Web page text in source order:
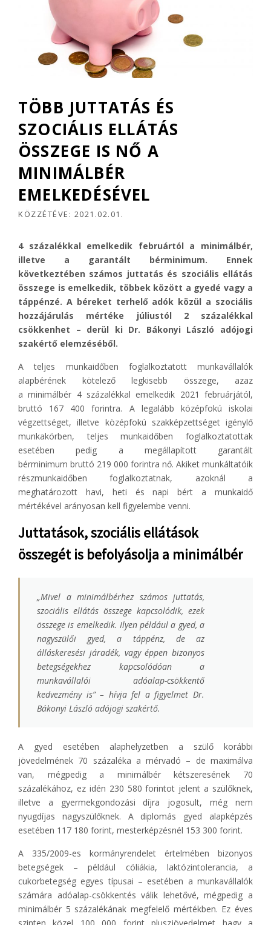
TÖBB JUTTATÁS ÉS
SZOCIÁLIS ELLÁTÁS
ÖSSZEGE IS NŐ A
MINIMÁLBÉR
EMELKEDÉSÉVEL
KÖZZÉTÉVE: 2021.02.01.
4 százalékkal emelkedik februártól a minimálbér,
illetve a garantált bérminimum. Ennek
következtében számos juttatás és szociális ellátás
összege is emelkedik, többek között a gyedé vagy a
táppénzé. A béreket terhelő adók közül a szociális
hozzájárulás mértéke júliustól 2 százalékkal
csökkenhet – derül ki Dr. Bákonyi László adójogi
szakértő elemzéséből.
A teljes munkaidőben foglalkoztatott munkavállalók
alapbérének kötelező legkisebb összege, azaz
a minimálbér 4 százalékkal emelkedik 2021 februárjától,
bruttó 167 400 forintra. A legalább középfokú iskolai
végzettséget, illetve középfokú szakképzettséget igénylő
munkakörben, teljes munkaidőben foglalkoztatottak
esetében pedig a megállapított garantált
bérminimum bruttó 219 000 forintra nő. Akiket munkáltatóik
részmunkaidőben foglalkoztatnak, azoknál a
meghatározott havi, heti és napi bért a munkaidő
mértékével arányosan kell figyelembe venni.
Juttatások, szociális ellátások
összegét is befolyásolja a minimálbér
„Mivel a minimálbérhez számos juttatás,
szociális ellátás összege kapcsolódik, ezek
összege is emelkedik. Ilyen például a gyed, a
nagyszülői gyed, a táppénz, de az
álláskeresési járadék, vagy éppen bizonyos
betegségekhez kapcsolódóan a
munkavállalói adóalap-csökkentő
kedvezmény is” – hívja fel a figyelmet Dr.
Bákonyi László adójogi szakértő.
A gyed esetében alaphelyzetben a szülő korábbi
jövedelmének 70 százaléka a mérvadó – de maximálva
van, mégpedig a minimálbér kétszeresének 70
százalékához, ez idén 230 580 forintot jelent a szülőknek,
illetve a gyermekgondozási díjra jogosult, még nem
nyugdíjas nagyszülőknek. A diplomás gyed alapképzés
esetében 117 180 forint, mesterképzésnél 153 300 forint.
A 335/2009-es kormányrendelet értelmében bizonyos
betegségek – például cöliákia, laktózintolerancia, a
cukorbetegség egyes típusai – esetében a munkavállalók
számára adóalap-csökkentés válik lehetővé, mégpedig a
minimálbér 5 százalékának megfelelő mértékben. Ez éves
szinten közel 100 000 forint pluszjövedelmet hagy a